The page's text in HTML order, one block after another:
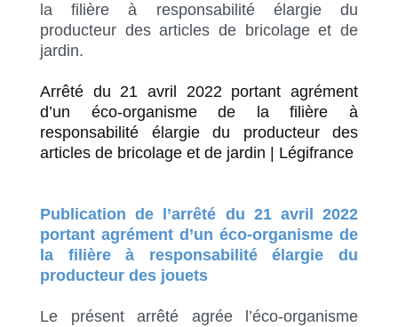
la filière à responsabilité élargie du
producteur des articles de bricolage et de
jardin.
Arrêté du 21 avril 2022 portant agrément
d’un éco-organisme de la filière à
responsabilité élargie du producteur des
articles de bricolage et de jardin | Légifrance
Publication de l’arrêté du 21 avril 2022
portant agrément d’un éco-organisme de
la filière à responsabilité élargie du
producteur des jouets
Le présent arrêté agrée l’éco-organisme